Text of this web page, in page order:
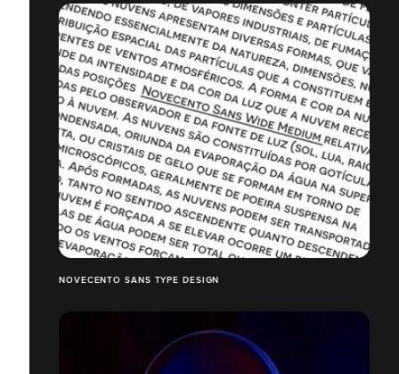
NOVECENTO SANS TYPE DESIGN